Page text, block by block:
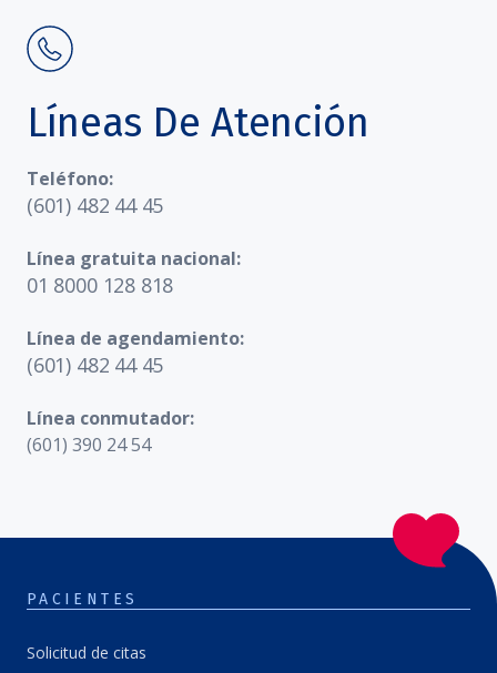
Líneas De Atención
Teléfono:
(601) 482 44 45
Línea gratuita nacional:
01 8000 128 818
Línea de agendamiento:
(601) 482 44 45
Línea conmutador:
(601) 390 24 54
PACIENTES
Solicitud de citas